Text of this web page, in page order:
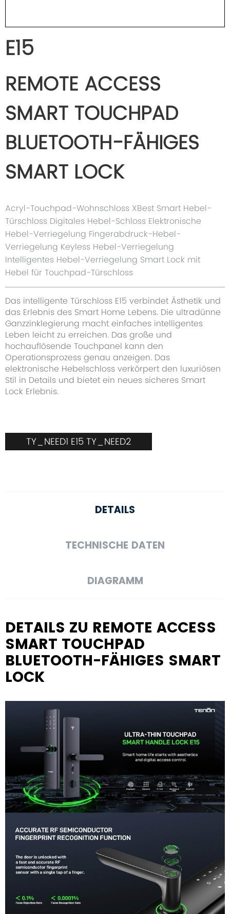
E15
REMOTE ACCESS
SMART TOUCHPAD
BLUETOOTH-FÄHIGES
SMART LOCK
Acryl-Touchpad-Wohnschloss XBest Smart Hebel-
Türschloss Digitales Hebel-Schloss Elektronische
Hebel-Verriegelung Fingerabdruck-Hebel-
Verriegelung Keyless Hebel-Verriegelung
Intelligentes Hebel-Verriegelung Smart Lock mit
Hebel für Touchpad-Türschloss
Das intelligente Türschloss E15 verbindet Ästhetik und
das Erlebnis des Smart Home Lebens. Die ultradünne
Ganzzinklegierung macht einfaches intelligentes
Leben leicht zu erreichen. Das große und
hochauflösende Touchpanel kann den
Operationsprozess genau anzeigen. Das
elektronische Hebelschloss verkörpert den luxuriösen
Stil in Details und bietet ein neues sicheres Smart
Lock Erlebnis.
TY_NEED1 E15 TY_NEED2
DETAILS
TECHNISCHE DATEN
DIAGRAMM
DETAILS ZU REMOTE ACCESS
SMART TOUCHPAD
BLUETOOTH-FÄHIGES SMART
LOCK